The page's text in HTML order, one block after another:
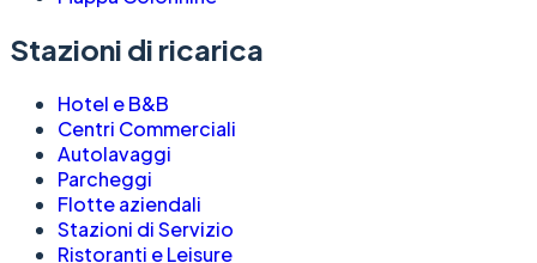
Stazioni di ricarica
Hotel e B&B
Centri Commerciali
Autolavaggi
Parcheggi
Flotte aziendali
Stazioni di Servizio
Ristoranti e Leisure